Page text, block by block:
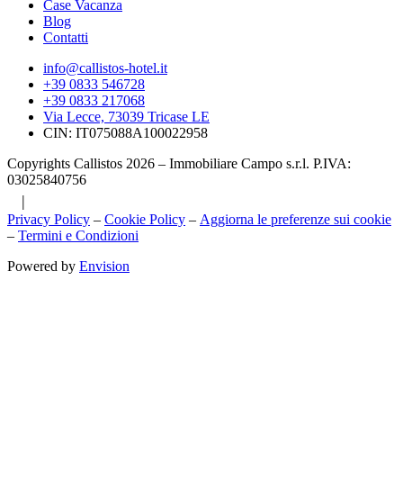
Case Vacanza
Blog
Contatti
info@callistos-hotel.it
+39 0833 546728
+39 0833 217068
Via Lecce, 73039 Tricase LE
CIN: IT075088A100022958
Copyrights Callistos 2026 – Immobiliare Campo s.r.l. P.IVA:
03025840756
|
Privacy Policy – Cookie Policy – Aggiorna le preferenze sui cookie
– Termini e Condizioni
Powered by Envision